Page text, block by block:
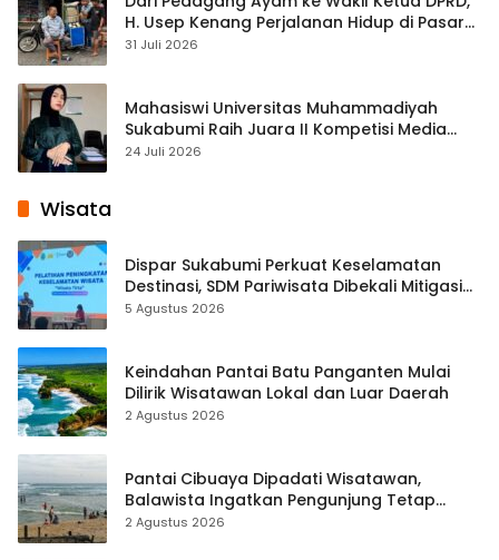
H. Usep Kenang Perjalanan Hidup di Pasar
Cisaat
31 Juli 2026
Mahasiswi Universitas Muhammadiyah
Sukabumi Raih Juara II Kompetisi Media
Pembelajaran Digital Tingkat Internasional
24 Juli 2026
Wisata
Dispar Sukabumi Perkuat Keselamatan
Destinasi, SDM Pariwisata Dibekali Mitigasi
hingga Teknik Evakuasi
5 Agustus 2026
Keindahan Pantai Batu Panganten Mulai
Dilirik Wisatawan Lokal dan Luar Daerah
2 Agustus 2026
Pantai Cibuaya Dipadati Wisatawan,
Balawista Ingatkan Pengunjung Tetap
Waspada
2 Agustus 2026